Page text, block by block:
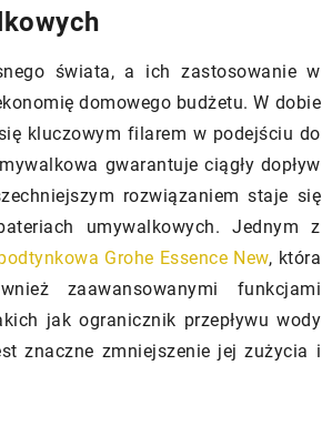
świata, a ich zastosowanie w
domowego budżetu. W dobie
kluczowym filarem w podejściu do
gwarantuje ciągły dopływ
rozwiązaniem staje się
umywalkowych. Jednym z
Grohe Essence New, która
zaawansowanymi funkcjami
jak ogranicznik przepływu wody
znaczne zmniejszenie jej zużycia i
podłogowego w kontekście
nowoczesnej architektury. Zrozum, jak
może zwiększyć Twoją efektywność
energetyczną i dodać komfort do
Twojego domu.